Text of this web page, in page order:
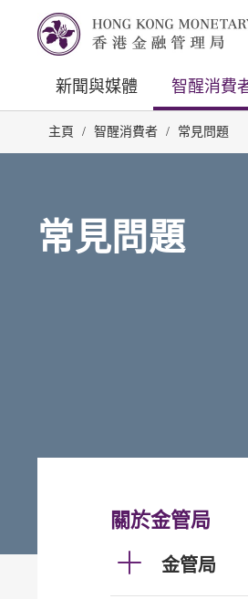
新聞與媒體 智醒消費
主頁 / 智醒消費者 / 常見問題
常見問題
關於金管局
金管局